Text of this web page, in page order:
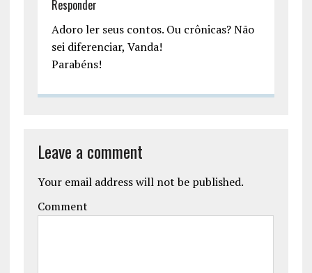
Responder
Adoro ler seus contos. Ou crônicas? Não
sei diferenciar, Vanda!
Parabéns!
Leave a comment
Your email address will not be published.
Comment